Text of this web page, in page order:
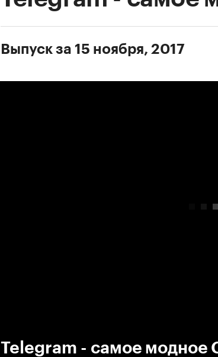
Выпуск за 15 ноября, 2017
Telegram - самое модное